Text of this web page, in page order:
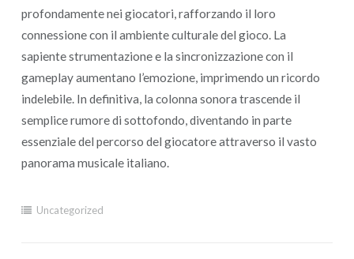
profondamente nei giocatori, rafforzando il loro
connessione con il ambiente culturale del gioco. La
sapiente strumentazione e la sincronizzazione con il
gameplay aumentano l’emozione, imprimendo un ricordo
indelebile. In definitiva, la colonna sonora trascende il
semplice rumore di sottofondo, diventando in parte
essenziale del percorso del giocatore attraverso il vasto
panorama musicale italiano.
Uncategorized